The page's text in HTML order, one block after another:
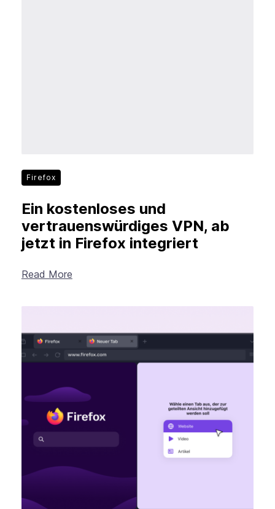
Firefox
Ein kostenloses und
vertrauenswürdiges VPN, ab
jetzt in Firefox integriert
Read More